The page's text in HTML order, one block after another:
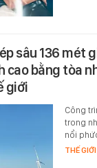
sâu 136 mét
cao bằng tòa
giới
Công
trong
nổi
THẾ